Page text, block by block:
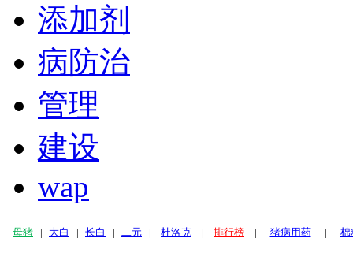
添加剂
病防治
管理
建设
wap
母猪 | 大白 | 长白 | 二元 | 杜洛克 | 排行榜 | 猪病用药 | 棉